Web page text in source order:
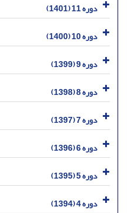
دوره 11 (1401)
دوره 10 (1400)
دوره 9 (1399)
دوره 8 (1398)
دوره 7 (1397)
دوره 6 (1396)
دوره 5 (1395)
دوره 4 (1394)